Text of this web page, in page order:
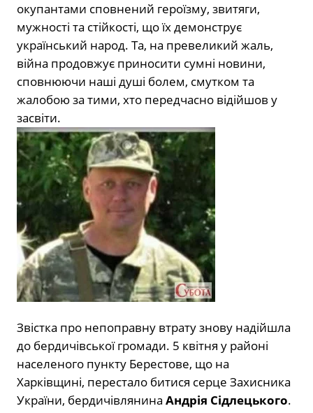
окупантами сповнений героїзму, звитяги,
мужності та стійкості, що їх демонструє
український народ. Та, на превеликий жаль,
війна продовжує приносити сумні новини,
сповнюючи наші душі болем, смутком та
жалобою за тими, хто передчасно відійшов у
засвіти.
Звістка про непоправну втрату знову надійшла
до бердичівської громади. 5 квітня у районі
населеного пункту Берестове, що на
Харківщині, перестало битися серце Захисника
України, бердичівлянина Андрія Сідлецького.